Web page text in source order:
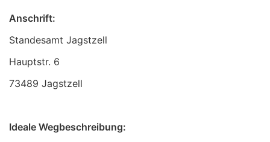
Anschrift:
Standesamt Jagstzell
73489 Jagstzell
Ideale Wegbeschreibung: